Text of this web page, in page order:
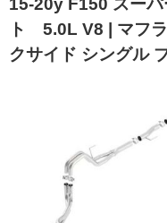
15-20y F150 スー
ト 5.0L V8 | マフ
クサイド シングル